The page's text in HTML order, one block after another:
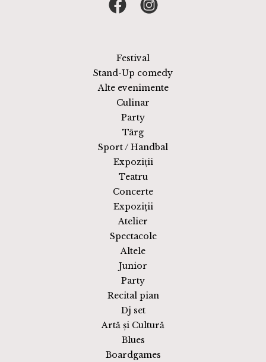
Festival
Stand-Up comedy
Alte evenimente
Culinar
Party
Târg
Sport / Handbal
Expoziții
Teatru
Concerte
Expoziții
Atelier
Spectacole
Altele
Junior
Party
Recital pian
Dj set
Artă și Cultură
Blues
Boardgames